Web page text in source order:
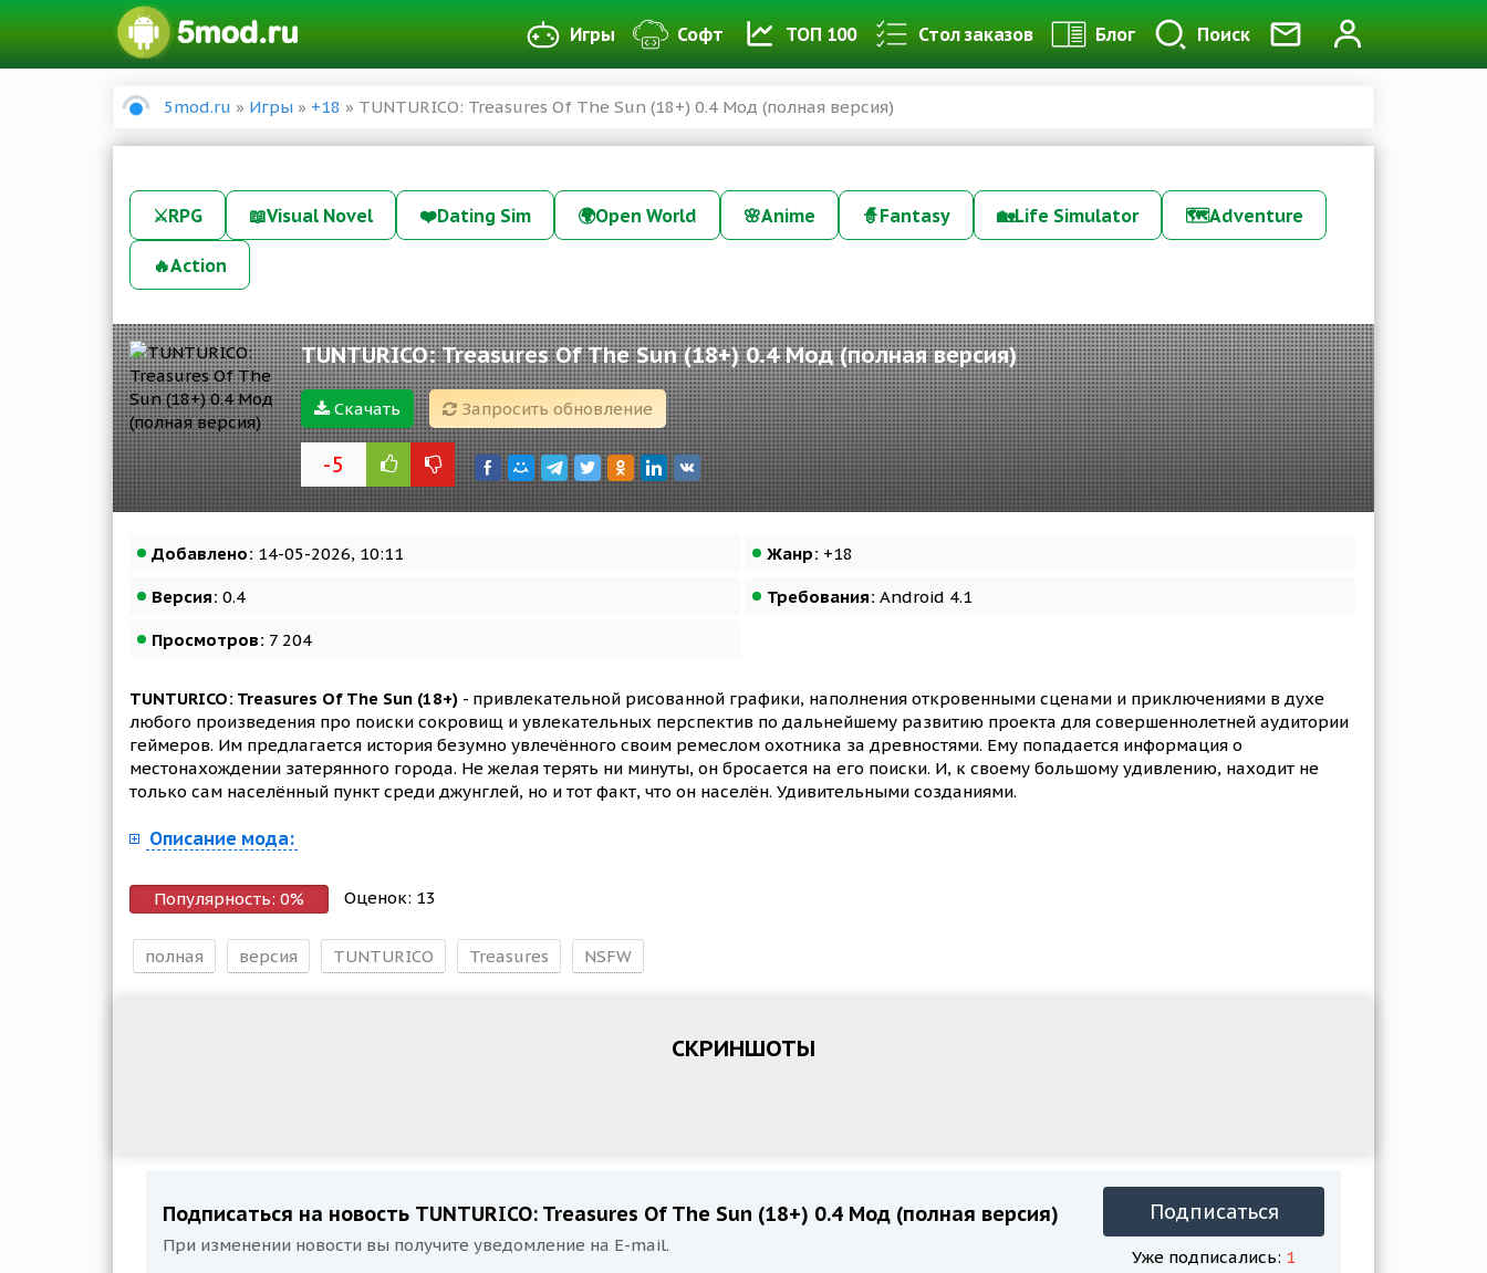
Игры Софт ТОП 100 Стол заказов Блог Поиск
5mod.ru » Игры » +18 » TUNTURICO: Treasures Of The Sun (18+) 0.4 Мод (полная версия)
⚔️RPG 📖Visual Novel ❤️Dating Sim 🌍Open World 🌸Anime 🧙Fantasy 🏡Life Simulator 🗺️Adventure
🔥Action
TUNTURICO: Treasures Of The Sun (18+) 0.4 Мод (полная версия)
Скачать Запросить обновление
-5
Добавлено: 14-05-2026, 10:11 Жанр: +18
Версия: 0.4 Требования: Android 4.1
Просмотров: 7 204
TUNTURICO: Treasures Of The Sun (18+) - привлекательной рисованной графики, наполнения откровенными сценами и приключениями в духе
любого произведения про поиски сокровищ и увлекательных перспектив по дальнейшему развитию проекта для совершеннолетней аудитории
геймеров. Им предлагается история безумно увлечённого своим ремеслом охотника за древностями. Ему попадается информация о
местонахождении затерянного города. Не желая терять ни минуты, он бросается на его поиски. И, к своему большому удивлению, находит не
только сам населённый пункт среди джунглей, но и тот факт, что он населён. Удивительными созданиями.
Описание мода:
Популярность: 0% Оценок: 13
полная версия TUNTURICO Treasures NSFW
СКРИНШОТЫ
Подписаться на новость TUNTURICO: Treasures Of The Sun (18+) 0.4 Мод (полная версия)
При изменении новости вы получите уведомление на E-mail.
Подписаться
Уже подписались: 1